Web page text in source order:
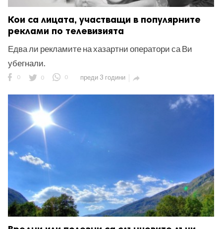
Кои са лицата, участващи в популярните
реклами по телевизията
Едва ли рекламите на хазартни оператори са Ви
убегнали.
0 0 0 преди 3 години 